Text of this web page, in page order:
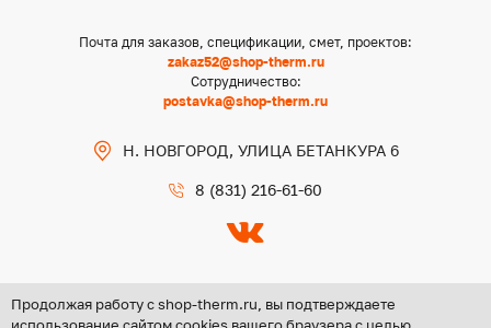
Почта для заказов, спецификации, смет, проектов:
zakaz52@shop-therm.ru
Сотрудничество:
postavka@shop-therm.ru
Н. НОВГОРОД, УЛИЦА БЕТАНКУРА 6
8 (831) 216-61-60
Продолжая работу с shop-therm.ru, вы подтверждаете